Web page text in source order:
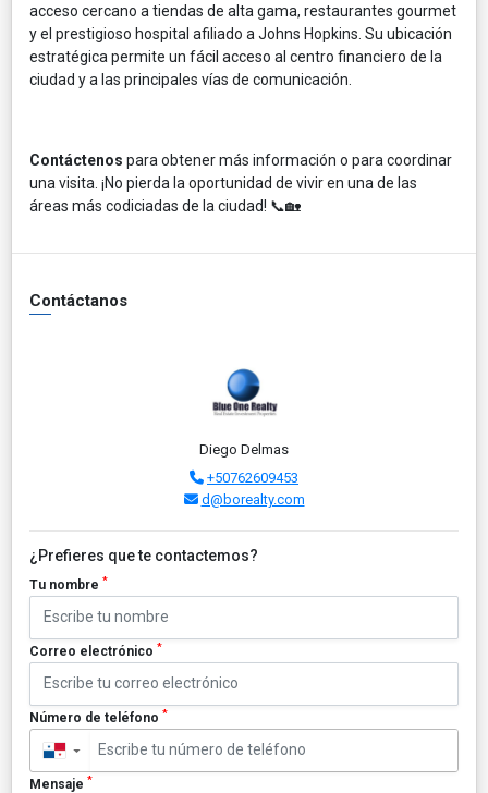
acceso cercano a tiendas de alta gama, restaurantes gourmet
y el prestigioso hospital afiliado a Johns Hopkins. Su ubicación
estratégica permite un fácil acceso al centro financiero de la
ciudad y a las principales vías de comunicación.
Contáctenos para obtener más información o para coordinar
una visita. ¡No pierda la oportunidad de vivir en una de las
áreas más codiciadas de la ciudad! 📞🏡
Contáctanos
Diego Delmas
+50762609453
d@borealty.com
¿Prefieres que te contactemos?
Tu nombre *
Correo electrónico *
Número de teléfono *
▼
Mensaje *